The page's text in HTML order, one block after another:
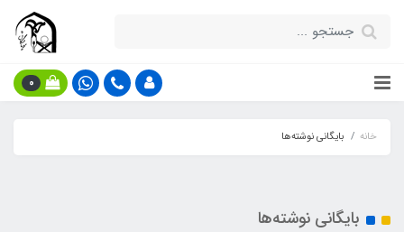
0
خانه بایگانی نوشته‌ها
بایگانی نوشته‌ها